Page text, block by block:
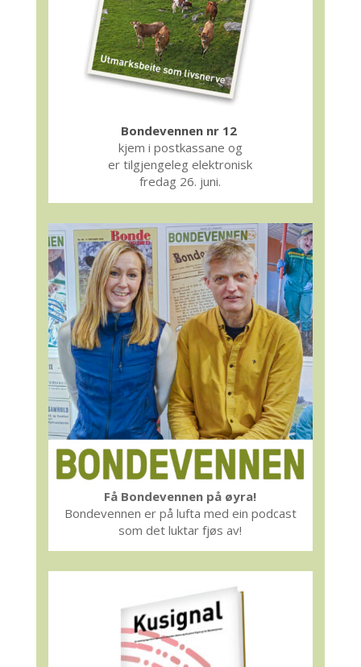
Bondevennen nr 12
kjem i postkassane og
er tilgjengeleg elektronisk
fredag 26. juni.
Få Bondevennen på øyra!
Bondevennen er på lufta med ein podcast
som det luktar fjøs av!